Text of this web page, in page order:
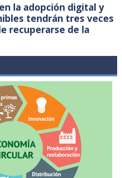
la adopción digital y
tendrán tres veces
recuperarse de la